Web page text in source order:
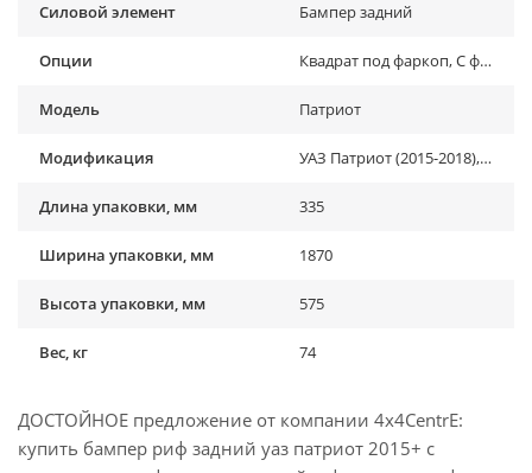
Силовой элемент Бампер задний
Опции Квадрат под фаркоп, С фонарями, Калитка
Модель Патриот
Модификация УАЗ Патриот (2015-2018), УАЗ Патриот (2019-...)
Длина упаковки, мм 335
Ширина упаковки, мм 1870
Высота упаковки, мм 575
Вес, кг 74
ДОСТОЙНОЕ предложение от компании 4x4CentrE:
купить бампер риф задний уаз патриот 2015+ с